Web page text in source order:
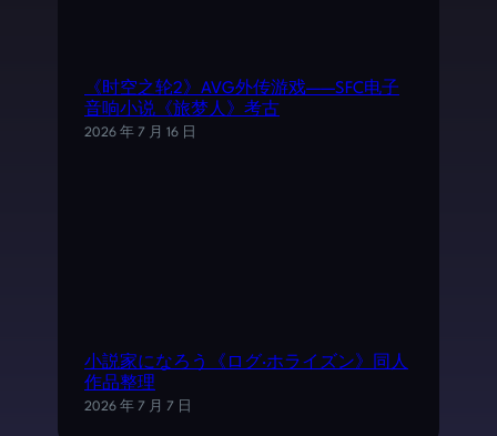
《时空之轮2》AVG外传游戏——SFC电子
音响小说《旅梦人》考古
2026 年 7 月 16 日
小説家になろう《ログ·ホライズン》同人
作品整理
2026 年 7 月 7 日